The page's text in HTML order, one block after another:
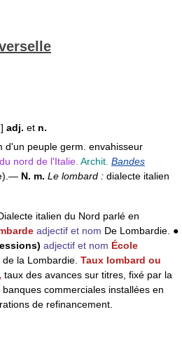
adj. et n.
d'un peuple germ. envahisseur
nord de l'Italie. Archit. Bandes
— N. m. Le lombard : dialecte italien
italien du Nord parlé en
adjectif et nom De Lombardie. ●
adjectif et nom École
la Lombardie. Taux lombard ou
taux des avances sur titres, fixé par la
commerciales installées en
de refinancement.